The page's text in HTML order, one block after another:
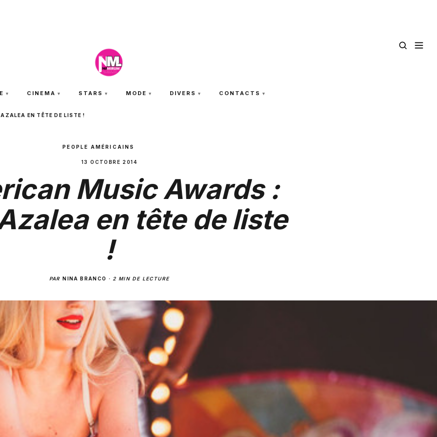
CINEMA STARS MODE DIVERS CONTACTS
EN TÊTE DE LISTE !
PEOPLE AMÉRICAINS
13 OCTOBRE 2014
Music Awards :
en tête de liste
!
PARNINA BRANCO · 2 MIN DE LECTURE